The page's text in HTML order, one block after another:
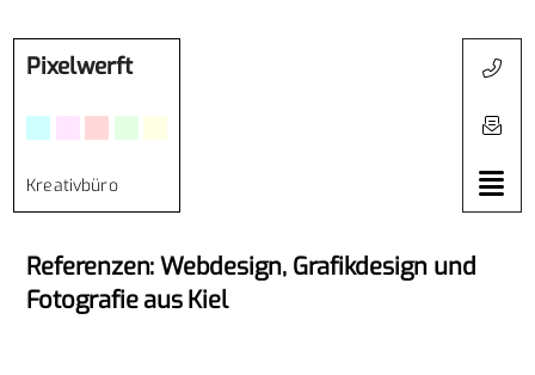
Pixelwerft
Kreativbüro
Referenzen: Webdesign, Grafikdesign und
Fotografie aus Kiel